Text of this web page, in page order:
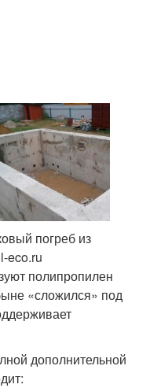
погреб из
eco.ru
полипропилен
«сложился» под
дополнительной